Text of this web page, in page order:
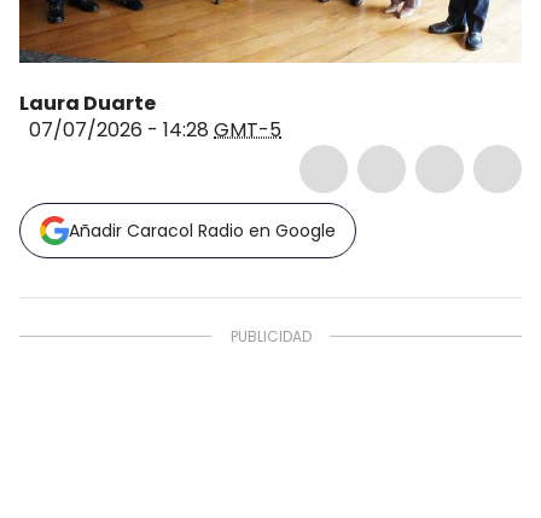
Laura Duarte
07/07/2026 - 14:28 GMT-5
Añadir Caracol Radio en Google